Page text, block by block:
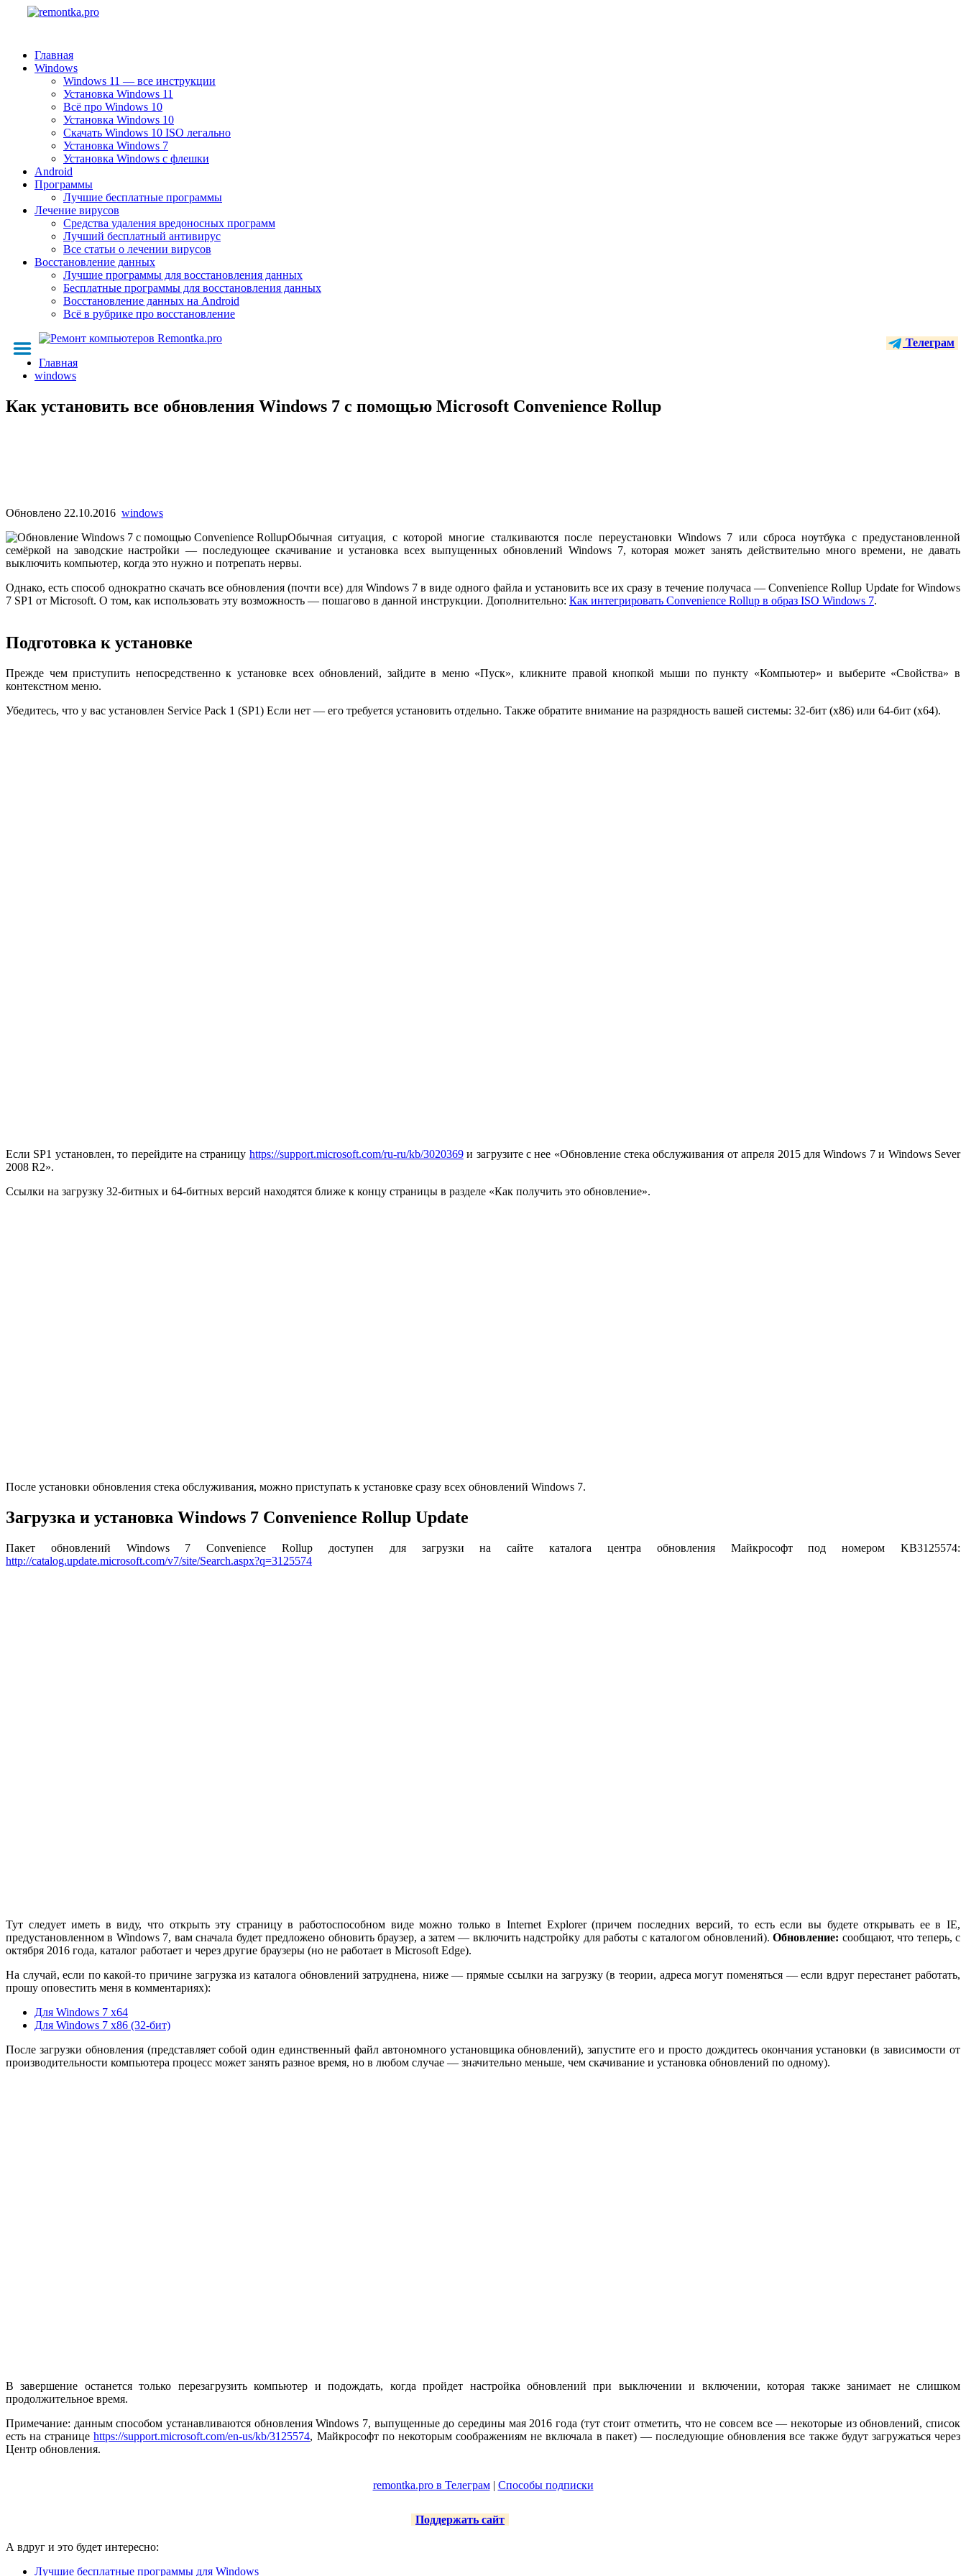
Главная
Windows
Windows 11 — все инструкции
Установка Windows 11
Всё про Windows 10
Установка Windows 10
Скачать Windows 10 ISO легально
Установка Windows 7
Установка Windows с флешки
Android
Программы
Лучшие бесплатные программы
Лечение вирусов
Средства удаления вредоносных программ
Лучший бесплатный антивирус
Все статьи о лечении вирусов
Восстановление данных
Лучшие программы для восстановления данных
Бесплатные программы для восстановления данных
Восстановление данных на Android
Всё в рубрике про восстановление
Телеграм
Главная
windows
Как установить все обновления Windows 7 с помощью Microsoft Convenience Rollup
Обновлено 22.10.2016 windows
Обычная ситуация, с которой многие сталкиваются после переустановки Windows 7 или сброса ноутбука с предустановленной
семёркой на заводские настройки — последующее скачивание и установка всех выпущенных обновлений Windows 7, которая может занять действительно много времени, не давать
выключить компьютер, когда это нужно и потрепать нервы.
Однако, есть способ однократно скачать все обновления (почти все) для Windows 7 в виде одного файла и установить все их сразу в течение получаса — Convenience Rollup Update for Windows
7 SP1 от Microsoft. О том, как использовать эту возможность — пошагово в данной инструкции. Дополнительно: Как интегрировать Convenience Rollup в образ ISO Windows 7.
Подготовка к установке
Прежде чем приступить непосредственно к установке всех обновлений, зайдите в меню «Пуск», кликните правой кнопкой мыши по пункту «Компьютер» и выберите «Свойства» в
контекстном меню.
Убедитесь, что у вас установлен Service Pack 1 (SP1) Если нет — его требуется установить отдельно. Также обратите внимание на разрядность вашей системы: 32-бит (x86) или 64-бит (x64).
Если SP1 установлен, то перейдите на страницу https://support.microsoft.com/ru-ru/kb/3020369и загрузите с нее «Обновление стека обслуживания от апреля 2015 для Windows 7 и Windows Sever
2008 R2».
Ссылки на загрузку 32-битных и 64-битных версий находятся ближе к концу страницы в разделе «Как получить это обновление».
После установки обновления стека обслуживания, можно приступать к установке сразу всех обновлений Windows 7.
Загрузка и установка Windows 7 Convenience Rollup Update
Пакет обновлений Windows 7 Convenience Rollup доступен для загрузки на сайте каталога центра обновления Майкрософт под номером KB3125574:
http://catalog.update.microsoft.com/v7/site/Search.aspx?q=3125574
Тут следует иметь в виду, что открыть эту страницу в работоспособном виде можно только в Internet Explorer (причем последних версий, то есть если вы будете открывать ее в IE,
предустановленном в Windows 7, вам сначала будет предложено обновить браузер, а затем — включить надстройку для работы с каталогом обновлений).Обновление: сообщают, что теперь, с
октября 2016 года, каталог работает и через другие браузеры (но не работает в Microsoft Edge).
На случай, если по какой-то причине загрузка из каталога обновлений затруднена, ниже — прямые ссылки на загрузку (в теории, адреса могут поменяться — если вдруг перестанет работать,
прошу оповестить меня в комментариях):
Для Windows 7 x64
Для Windows 7 x86 (32-бит)
После загрузки обновления (представляет собой один единственный файл автономного установщика обновлений), запустите его и просто дождитесь окончания установки (в зависимости от
производительности компьютера процесс может занять разное время, но в любом случае — значительно меньше, чем скачивание и установка обновлений по одному).
В завершение останется только перезагрузить компьютер и подождать, когда пройдет настройка обновлений при выключении и включении, которая также занимает не слишком
продолжительное время.
Примечание: данным способом устанавливаются обновления Windows 7, выпущенные до середины мая 2016 года (тут стоит отметить, что не совсем все — некоторые из обновлений, список
есть на страницеhttps://support.microsoft.com/en-us/kb/3125574, Майкрософт по некоторым соображениям не включала в пакет) — последующие обновления все также будут загружаться через
Центр обновления.
remontka.pro в Телеграм| Способы подписки
Поддержать сайт
А вдруг и это будет интересно:
Лучшие бесплатные программы для Windows